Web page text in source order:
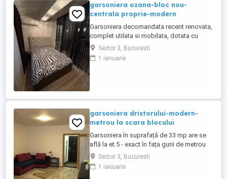
garsoniera ozana-bloc nou-
centrala proprie-modern
Garsoniera decomandata recent renovata,
complet utilata si mobilata, dotata cu
centrala proprie si AC. Blocul are lift si
locuri de parcare disponibile in numar
limitat. Vecini linistiti si prietenosi. Puncte
Sector 3, Bucuresti
1 ianuarie
garsoniera dristorului-modern-
metrou la scara blocului
Garsoniera în suprafață de 33 mp are se
află la et.5 - exact în fața gurii de metrou
Drstor 2. Este renovată, utilată cu mobilier
(fotografii) aer condiționat abonament
digi - internet tv etc.
Sector 3, Bucuresti
1 ianuarie